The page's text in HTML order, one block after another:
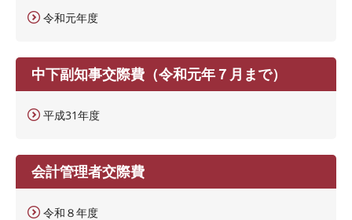
令和元年度
中下副知事交際費（令和元年７月まで）
平成31年度
会計管理者交際費
令和８年度